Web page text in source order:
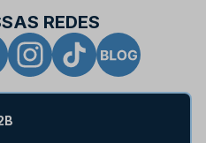
REDES